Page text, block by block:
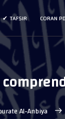
CORAN
TAFSIR
Al-Anbiya